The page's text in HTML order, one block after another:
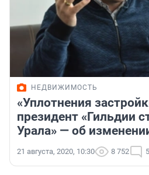
НЕДВИЖИМОСТЬ
«Уплотнения
президент «Гильдии
Урала» — об
21 августа, 2020, 10:30 8 752